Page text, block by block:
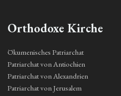
Orthodoxe Kirche
Ökumenisches Patriarchat
Patriarchat von Antiochien
Patriarchat von Alexandrien
Patriarchat von Jerusalem